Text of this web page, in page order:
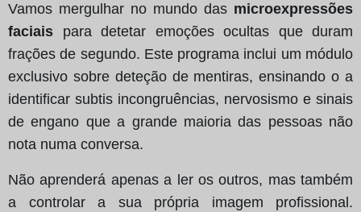
Vamos mergulhar no mundo das microexpressões
faciais para detetar emoções ocultas que duram
frações de segundo. Este programa inclui um módulo
exclusivo sobre deteção de mentiras, ensinando o a
identificar subtis incongruências, nervosismo e sinais
de engano que a grande maioria das pessoas não
nota numa conversa.
Não aprenderá apenas a ler os outros, mas também
a controlar a sua própria imagem profissional.